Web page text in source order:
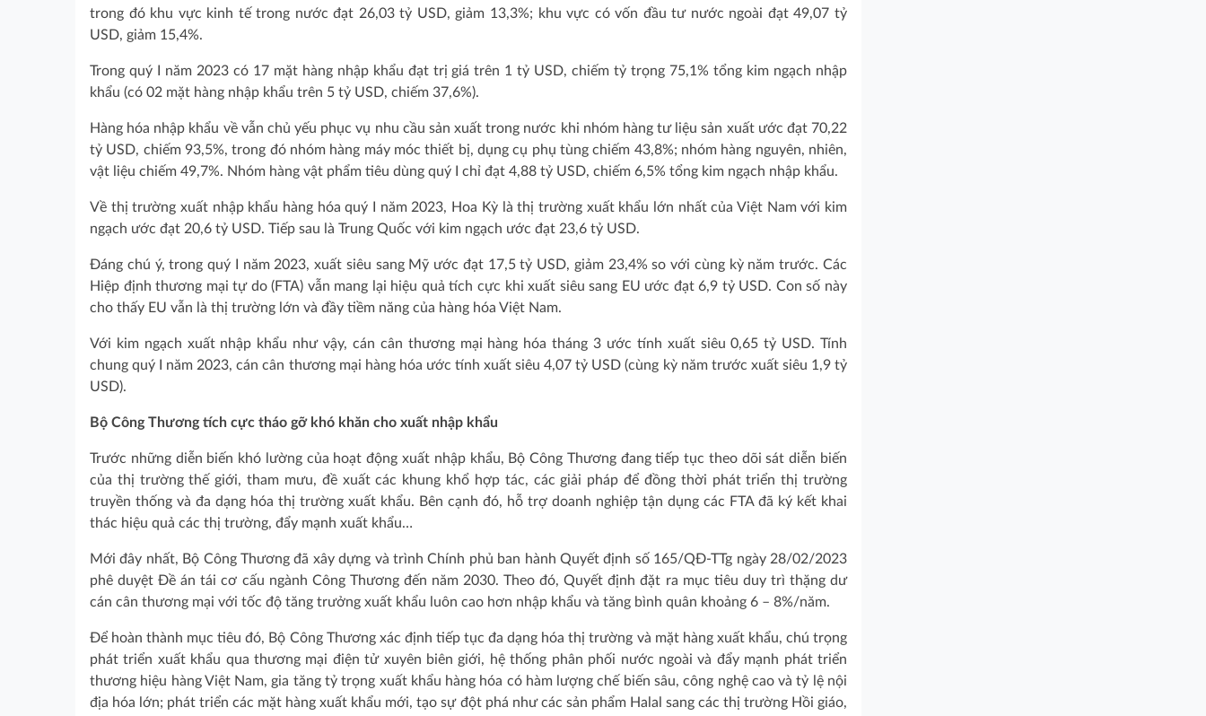
trong đó khu vực kinh tế trong nước đạt 26,03 tỷ USD, giảm 13,3%; khu vực có vốn đầu tư nước ngoài đạt 49,07 tỷ
USD, giảm 15,4%.
Trong quý I năm 2023 có 17 mặt hàng nhập khẩu đạt trị giá trên 1 tỷ USD, chiếm tỷ trọng 75,1% tổng kim ngạch nhập
khẩu (có 02 mặt hàng nhập khẩu trên 5 tỷ USD, chiếm 37,6%).
Hàng hóa nhập khẩu về vẫn chủ yếu phục vụ nhu cầu sản xuất trong nước khi nhóm hàng tư liệu sản xuất ước đạt 70,22
tỷ USD, chiếm 93,5%, trong đó nhóm hàng máy móc thiết bị, dụng cụ phụ tùng chiếm 43,8%; nhóm hàng nguyên, nhiên,
vật liệu chiếm 49,7%. Nhóm hàng vật phẩm tiêu dùng quý I chỉ đạt 4,88 tỷ USD, chiếm 6,5% tổng kim ngạch nhập khẩu.
Về thị trường xuất nhập khẩu hàng hóa quý I năm 2023, Hoa Kỳ là thị trường xuất khẩu lớn nhất của Việt Nam với kim
ngạch ước đạt 20,6 tỷ USD. Tiếp sau là Trung Quốc với kim ngạch ước đạt 23,6 tỷ USD.
Đáng chú ý, trong quý I năm 2023, xuất siêu sang Mỹ ước đạt 17,5 tỷ USD, giảm 23,4% so với cùng kỳ năm trước. Các
Hiệp định thương mại tự do (FTA) vẫn mang lại hiệu quả tích cực khi xuất siêu sang EU ước đạt 6,9 tỷ USD. Con số này
cho thấy EU vẫn là thị trường lớn và đầy tiềm năng của hàng hóa Việt Nam.
Với kim ngạch xuất nhập khẩu như vậy, cán cân thương mại hàng hóa tháng 3 ước tính xuất siêu 0,65 tỷ USD. Tính
chung quý I năm 2023, cán cân thương mại hàng hóa ước tính xuất siêu 4,07 tỷ USD (cùng kỳ năm trước xuất siêu 1,9 tỷ
USD).
Bộ Công Thương tích cực tháo gỡ khó khăn cho xuất nhập khẩu
Trước những diễn biến khó lường của hoạt động xuất nhập khẩu, Bộ Công Thương đang tiếp tục theo dõi sát diễn biến
của thị trường thế giới, tham mưu, đề xuất các khung khổ hợp tác, các giải pháp để đồng thời phát triển thị trường
truyền thống và đa dạng hóa thị trường xuất khẩu. Bên cạnh đó, hỗ trợ doanh nghiệp tận dụng các FTA đã ký kết khai
thác hiệu quả các thị trường, đẩy mạnh xuất khẩu…
Mới đây nhất, Bộ Công Thương đã xây dựng và trình Chính phủ ban hành Quyết định số 165/QĐ-TTg ngày 28/02/2023
phê duyệt Đề án tái cơ cấu ngành Công Thương đến năm 2030. Theo đó, Quyết định đặt ra mục tiêu duy trì thặng dư
cán cân thương mại với tốc độ tăng trưởng xuất khẩu luôn cao hơn nhập khẩu và tăng bình quân khoảng 6 – 8%/năm.
Để hoàn thành mục tiêu đó, Bộ Công Thương xác định tiếp tục đa dạng hóa thị trường và mặt hàng xuất khẩu, chú trọng
phát triển xuất khẩu qua thương mại điện tử xuyên biên giới, hệ thống phân phối nước ngoài và đẩy mạnh phát triển
thương hiệu hàng Việt Nam, gia tăng tỷ trọng xuất khẩu hàng hóa có hàm lượng chế biến sâu, công nghệ cao và tỷ lệ nội
địa hóa lớn; phát triển các mặt hàng xuất khẩu mới, tạo sự đột phá như các sản phẩm Halal sang các thị trường Hồi giáo,